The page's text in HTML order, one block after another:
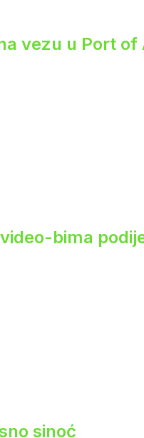
vezu u Port of
bima
sinoć